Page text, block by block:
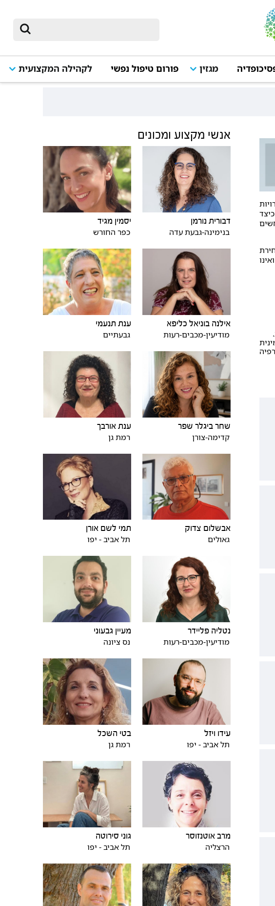
מגזין פורום טיפול נפשי לקהילה המקצועית
אנשי מקצוע ומכונים
דבורית נורמן
בנימינה-גבעת עדה
יסמין מגיד
כפר החורש
אילנה בוניאל כליפא
מודיעין-מכבים-רעות
ענת תנעמי
גבעתיים
שחר ביגלר שפר
קדימה-צורן
ענת אורבך
רמת גן
אבשלום צדוק
גאולים
תמי לשם אורן
תל אביב - יפו
נטליה פליידר
מודיעין-מכבים-רעות
מעיין גבעוני
נס ציונה
עידו ויזל
תל אביב - יפו
בטי השכל
רמת גן
מרב אוטנזוסר
הרצליה
גוני סירוטה
תל אביב - יפו